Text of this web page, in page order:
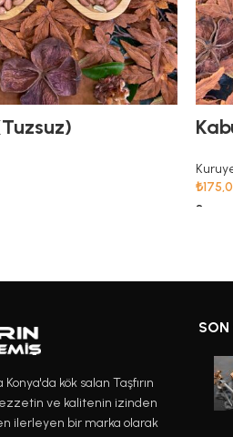
₺
Konya'da kök salan Taşfırın
ve kalitenin izinden
ilerleyen bir marka olarak
SON